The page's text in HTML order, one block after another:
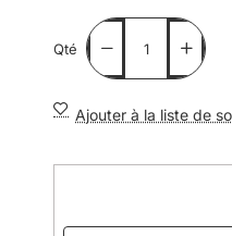
Qté
Ajouter à la liste de